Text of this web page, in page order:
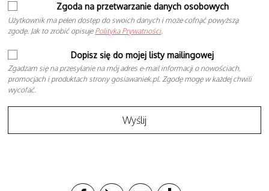
Zgoda na przetwarzanie danych osobowych
Użytkownik ma pełen dostęp do swoich danych i może cofnąć powyższą
zgodę. Jak to zrobić opisuje Polityka Prywatności.
Dopisz się do mojej listy mailingowej
Zgadzam się na przesyłanie na mój adres e-mail informacji o nowościach,
promocjach i produktach strony gosiawaniek.pl. Zgodę mogę w każdej chwili
wycofać.